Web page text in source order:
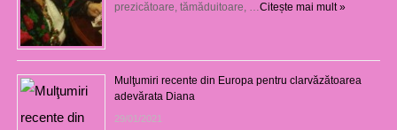
prezicătoare, tămăduitoare, …Citește mai mult »
Mulţumiri recente din Europa pentru clarvăzătoarea
adevărata Diana
29/01/2021